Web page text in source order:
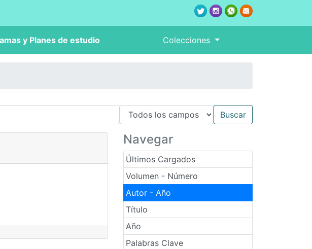
y Planes de estudio Colecciones
Navegar
Últimos Cargados
Volumen - Número
Autor - Año
Título
Año
Palabras Clave